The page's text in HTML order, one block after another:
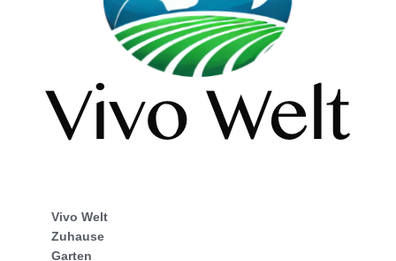
Vivo Welt
Zuhause
Garten